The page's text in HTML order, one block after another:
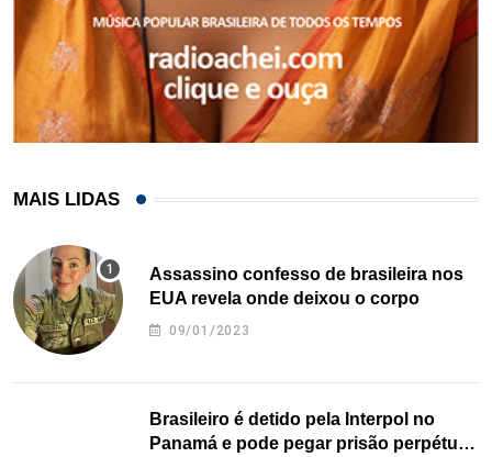
MAIS LIDAS
Assassino confesso de brasileira nos
EUA revela onde deixou o corpo
09/01/2023
Brasileiro é detido pela Interpol no
Panamá e pode pegar prisão perpétua